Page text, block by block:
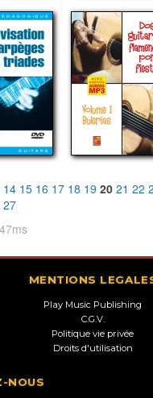
14 15 16 17 18 19 20 21 22
27
MENTIONS
Play Music Publishing
C.G.V.
Politique vie privée
Droits d'utilisation
NOUS